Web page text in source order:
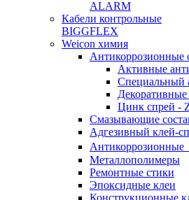
ALARM
Кабели контрольные
BIGGFLEX
Weicon химия
Антикоррозионные
Активные
Специальный
Цинк спрей -
Смазывающие
Адгезивный клей-
Металлополимеры
Ремонтные стики
Эпоксидные клеи
Конструкционные